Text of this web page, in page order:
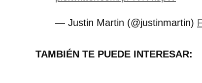
— Justin Martin (@justinmartin)
TAMBIÉN TE PUEDE INTERESAR: